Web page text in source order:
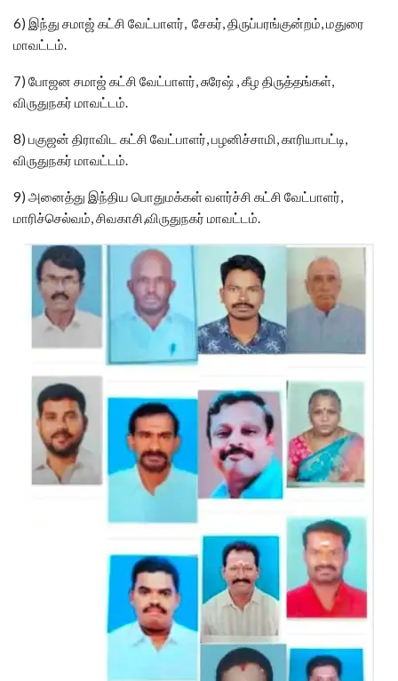
6) இந்து சமாஜ் கட்சி வேட்பாளர், சேகர், திருப்பரங்குன்றம், மதுரை
மாவட்டம்.
7) போஜன சமாஜ் கட்சி வேட்பாளர், சுரேஷ் , கீழ திருத்தங்கள்,
விருதுநகர் மாவட்டம்.
8) பகுஜன் திராவிட கட்சி வேட்பாளர், பழனிச்சாமி, காரியாபட்டி,
விருதுநகர் மாவட்டம்.
9) அனைத்து இந்திய பொதுமக்கள் வளர்ச்சி கட்சி வேட்பாளர்,
மாரிச்செல்வம், சிவகாசி,விருதுநகர் மாவட்டம்.